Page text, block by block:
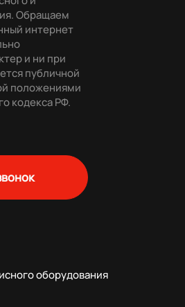
Обращаем
интернет
и ни при
публичной
положениями
кодекса РФ.
оборудования